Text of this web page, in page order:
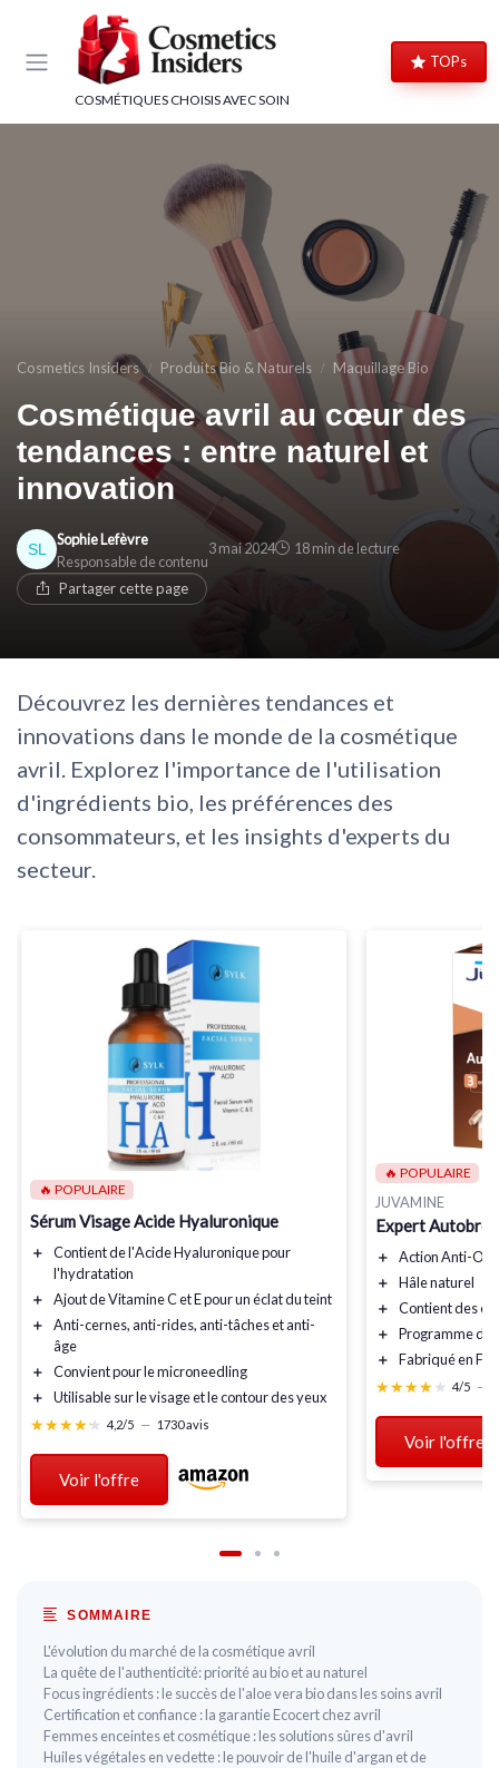
COSMÉTIQUES CHOISIS AVEC SOIN
TOPs
Cosmetics Insiders Produits Bio & Naturels Maquillage Bio
Cosmétique avril au cœur des
tendances : entre naturel et
innovation
Sophie Lefèvre
Responsable de contenu
3 mai 2024 18 min de lecture
Partager cette page
Découvrez les dernières tendances et
innovations dans le monde de la cosmétique
avril. Explorez l'importance de l'utilisation
d'ingrédients bio, les préférences des
consommateurs, et les insights d'experts du
secteur.
🔥 POPULAIRE
Sérum Visage Acide Hyaluronique
＋ Contient de l'Acide Hyaluroniquepour
l'hydratation
＋
Ajout deVitamine CetEpour un éclat du teint
＋
Anti-cernes,anti-rides,anti-tâchesetanti-
âge
＋
Convient pour lemicroneedling
＋
Utilisable sur le visage et lecontour des yeux
★★★★★
★★★★★ 4,2/5 — 1730 avis
Voir l'offre
🔥 POPULAIRE
JUVAMINE
Expert
＋
Action Anti-
＋
Hâle naturel
＋
Contient des
＋
Programme de
＋
Fabriqué en
★★★★★
★★★★★ 4/5 —
Voir l'offre
SOMMAIRE
L'évolution du marché de la cosmétique avril
La quête de l'authenticité: priorité au bio et au naturel
Focus ingrédients : le succès de l'aloe vera bio dans les soins avril
Certification et confiance : la garantie Ecocert chez avril
Femmes enceintes et cosmétique : les solutions sûres d'avril
Huiles végétales en vedette : le pouvoir de l'huile d'argan et de
Panneau de gestion des cookies